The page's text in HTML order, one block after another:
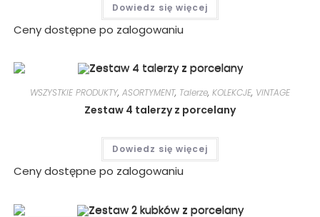
Dowiedz się więcej
Ceny dostępne po zalogowaniu
WSZYSTKIE PRODUKTY, ASORTYMENT, Talerze, KOLEKCJE, VINTAGE
Zestaw 4 talerzy z porcelany
Dowiedz się więcej
Ceny dostępne po zalogowaniu